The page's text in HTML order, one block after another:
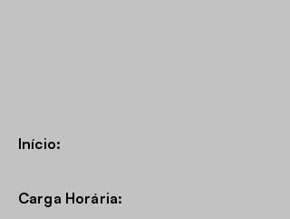
Início:
Carga Horária: